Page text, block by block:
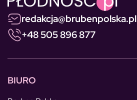
redakcja@brubenpolska.pl
+48 505 896 877
BIURO